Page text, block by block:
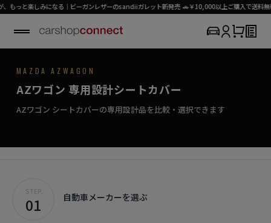
楽しみになる｜ビーガンレザーのsandiiガレット新発売 🚗￥10,000以上ご購入で送料無料（
M
A
Z
D
A
/
A
Z
-
W
A
G
O
N
SEAT COVER COLLECTION
AZ-WAGON
専用シートカバー
暮らしを彩る、お気に入りのシートカバー。
初めての方はこちら›
MAZDA AZWAGON
AZワゴン 専用設計シートカバー
AZワゴン シートカバーの専用設計品を比較・選択できます
STEP.
01 自動車メーカーを選ぶ